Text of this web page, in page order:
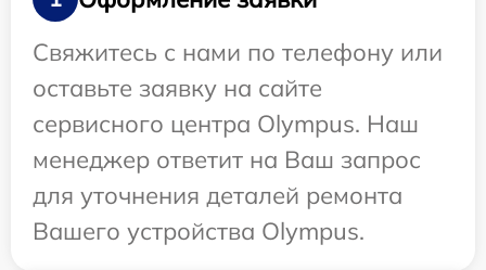
Свяжитесь с нами по телефону или
оставьте заявку на сайте
сервисного центра Olympus. Наш
менеджер ответит на Ваш запрос
для уточнения деталей ремонта
Вашего устройства Olympus.